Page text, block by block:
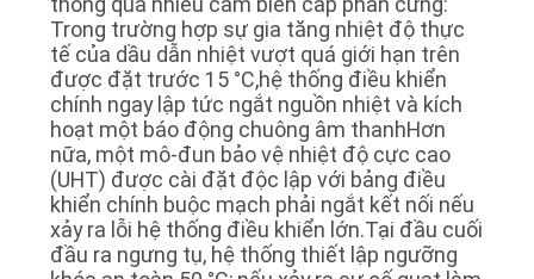
Trong trường hợp sự gia tăng nhiệt độ thực
tế của dầu dẫn nhiệt vượt quá giới hạn trên
được đặt trước 15 °C,hệ thống điều khiển
chính ngay lập tức ngắt nguồn nhiệt và kích
hoạt một báo động chuông âm thanhHơn
nữa, một mô-đun bảo vệ nhiệt độ cực cao
(UHT) được cài đặt độc lập với bảng điều
khiển chính buộc mạch phải ngắt kết nối nếu
xảy ra lỗi hệ thống điều khiển lớn.Tại đầu cuối
đầu ra ngưng tụ, hệ thống thiết lập ngưỡng